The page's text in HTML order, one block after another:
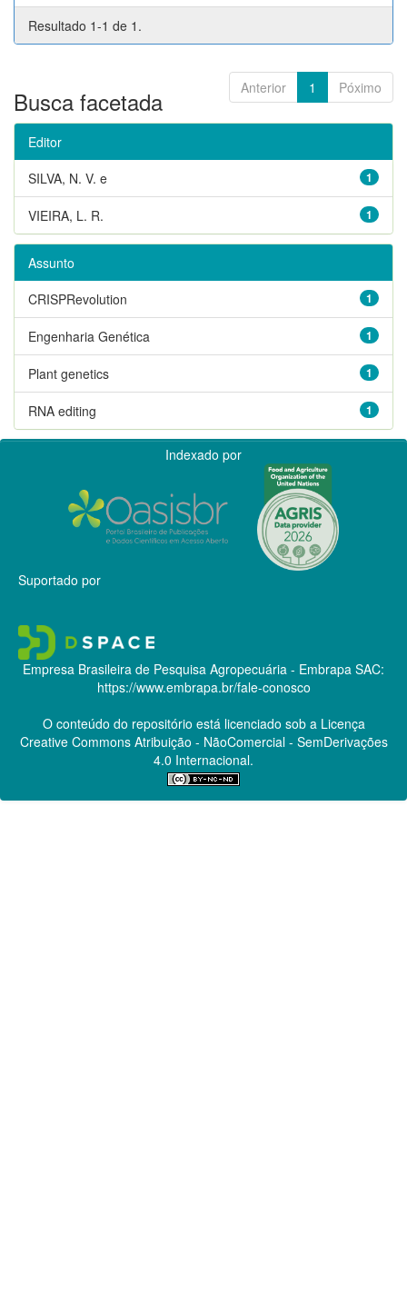
Resultado 1-1 de 1.
Anterior 1 Póximo
Busca facetada
Editor
1
SILVA, N. V. e
1
VIEIRA, L. R.
Assunto
1
CRISPRevolution
1
Engenharia Genética
1
Plant genetics
1
RNA editing
Indexado por
Suportado por
Empresa Brasileira de Pesquisa Agropecuária - Embrapa SAC:
https://www.embrapa.br/fale-conosco
O conteúdo do repositório está licenciado sob a Licença
Creative CommonsAtribuição - NãoComercial - SemDerivações
4.0 Internacional.